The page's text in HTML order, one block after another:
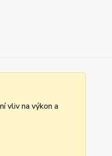
vliv na výkon a